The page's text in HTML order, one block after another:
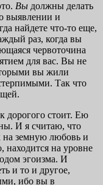
Вы должны делать
выявлении и
найдете что-то еще,
раз, когда вы
червоточина
для вас. Вы не
вы жили
Так что
дорогого стоит. Ею
И я считаю, что
земную любовь и
находится на уровне
эгоизма. И
и то и другое,
ибо вы в